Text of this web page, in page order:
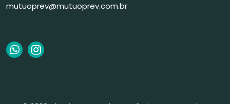
mutuoprev@mutuoprev.com.br